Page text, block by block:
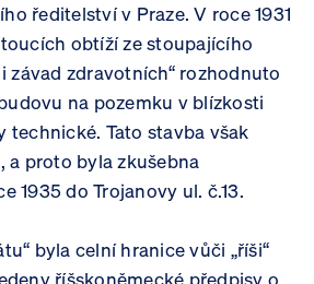
ředitelství v Praze. V roce 1931
obtíží ze stoupajícího
závad zdravotních“ rozhodnuto
na pozemku v blízkosti
technické. Tato stavba však
a proto byla zkušebna
1935 do Trojanovy ul. č.13.
byla celní hranice vůči „říši“